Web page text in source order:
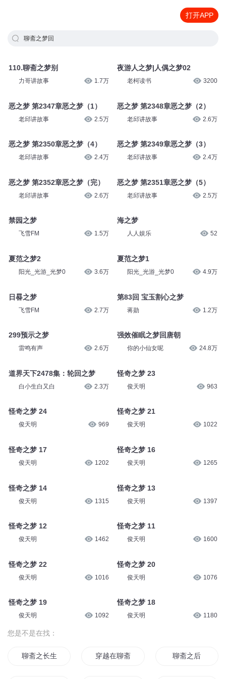
打开APP
聊斋之梦回
110.聊斋之梦别
力哥讲故事 1.7万
恶之梦 第2347章恶之梦（1）
老邱讲故事 2.5万
恶之梦 第2350章恶之梦（4）
老邱讲故事 2.4万
恶之梦 第2352章恶之梦（完）
老邱讲故事 2.6万
禁园之梦
飞雪FM 1.5万
夏范之梦2
阳光_光游_光梦0 3.6万
日晷之梦
飞雪FM 2.7万
299预示之梦
雷鸣有声 2.6万
道界天下2478集：轮回之梦
白小生白又白 2.3万
怪奇之梦 24
俊天明 969
怪奇之梦 17
俊天明 1202
怪奇之梦 14
俊天明 1315
怪奇之梦 12
俊天明 1462
怪奇之梦 22
俊天明 1016
怪奇之梦 19
俊天明 1092
夜游人之梦|人偶之梦02
老柯读书 3200
恶之梦 第2348章恶之梦（2）
老邱讲故事 2.6万
恶之梦 第2349章恶之梦（3）
老邱讲故事 2.4万
恶之梦 第2351章恶之梦（5）
老邱讲故事 2.5万
海之梦
人人娱乐 52
夏范之梦1
阳光_光游_光梦0 4.9万
第83回 宝玉割心之梦
蒋勋 1.2万
强效催眠之梦回唐朝
你的小仙女呢 24.8万
怪奇之梦 23
俊天明 963
怪奇之梦 21
俊天明 1022
怪奇之梦 16
俊天明 1265
怪奇之梦 13
俊天明 1397
怪奇之梦 11
俊天明 1600
怪奇之梦 20
俊天明 1076
怪奇之梦 18
俊天明 1180
您是不是在找：
聊斋之长生 穿越在聊斋的世界里 聊斋之后